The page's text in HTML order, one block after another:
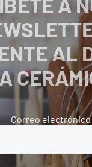
AL
Correo electrónico